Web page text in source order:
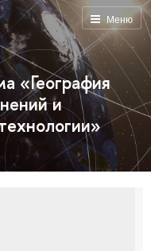
Меню
«География
и